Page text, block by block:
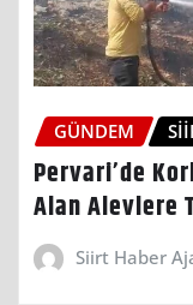
GÜNDEM
Pervari’de
Alan Alevlere
Siirt Haber